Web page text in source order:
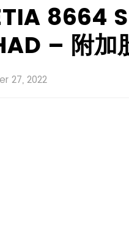
8664
– 附加
27, 2022